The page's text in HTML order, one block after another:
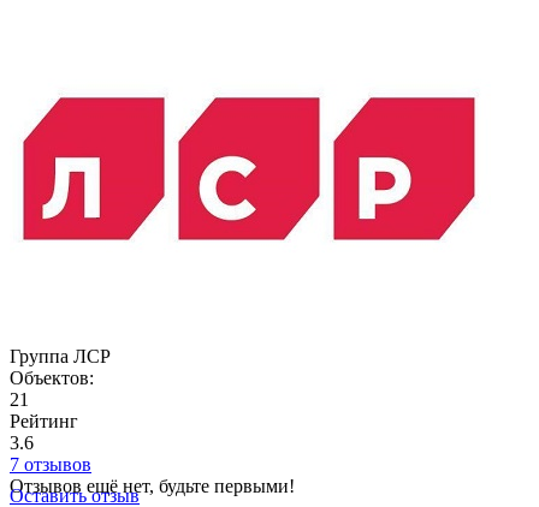
Группа ЛСР
Объектов:
21
Рейтинг
3.6
7 отзывов
Отзывов ещё нет, будьте первыми!
Оставить отзыв